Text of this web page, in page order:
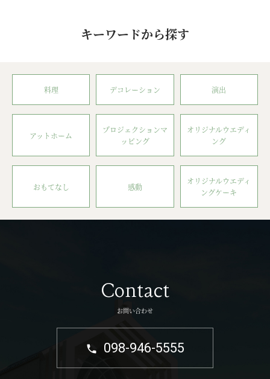
キーワードから探す
料理 デコレーション 演出
アットホーム
プロジェクションマ
ッピング
オリジナルウエディ
ング
おもてなし 感動
オリジナルウエディ
ングケーキ
Contact
お問い合わせ
098-946-5555